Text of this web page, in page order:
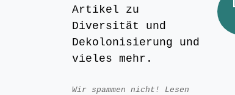
Artikel zu
Diversität und
Dekolonisierung und
vieles mehr.
Wir spammen nicht! Lesen